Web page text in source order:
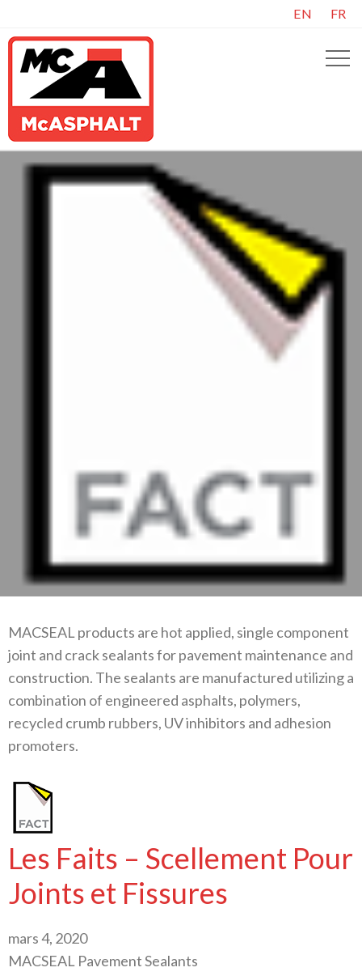
EN FR
MACSEAL products are hot applied, single component
joint and crack sealants for pavement maintenance and
construction. The sealants are manufactured utilizing a
combination of engineered asphalts, polymers,
recycled crumb rubbers, UV inhibitors and adhesion
promoters.
Les Faits – Scellement Pour
Joints et Fissures
mars 4, 2020
MACSEAL Pavement Sealants